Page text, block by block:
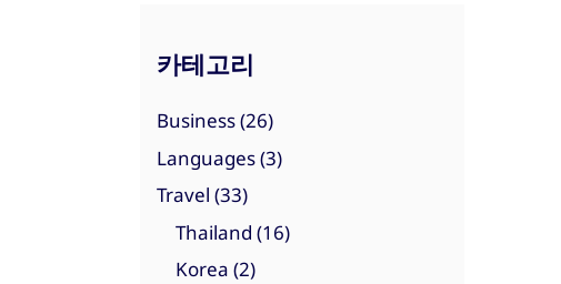
카테고리
Business(26)
Languages(3)
Travel (33)
Thailand (16)
Korea (2)